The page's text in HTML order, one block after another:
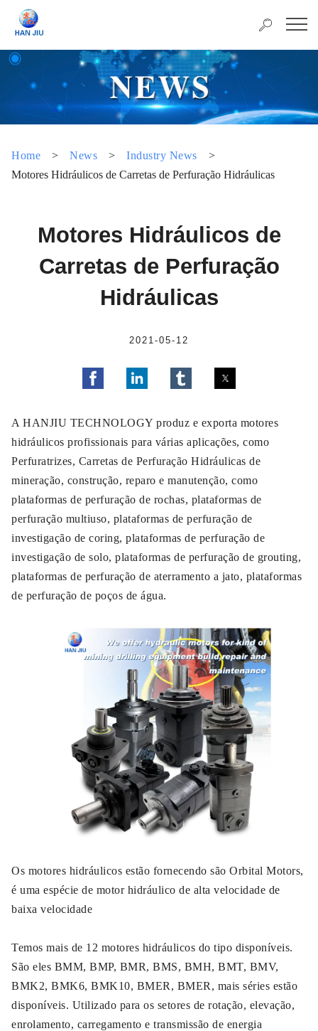
Home > News > Industry News
>
Motores Hidráulicos de Carretas de Perfuração Hidráulicas
Motores Hidráulicos de
Carretas de Perfuração
Hidráulicas
2021-05-12
A HANJIU TECHNOLOGY produz e exporta motores
hidráulicos profissionais para várias aplicações, como
Perfuratrizes, Carretas de Perfuração Hidráulicas de
mineração, construção, reparo e manutenção, como
plataformas de perfuração de rochas, plataformas de
perfuração multiuso, plataformas de perfuração de
investigação de coring, plataformas de perfuração de
investigação de solo, plataformas de perfuração de grouting,
plataformas de perfuração de aterramento a jato, plataformas
de perfuração de poços de água.
Os motores hidráulicos estão fornecendo são Orbital Motors,
é uma espécie de motor hidráulico de alta velocidade de
baixa velocidade
Temos mais de 12 motores hidráulicos do tipo disponíveis.
São eles BMM, BMP, BMR, BMS, BMH, BMT, BMV,
BMK2, BMK6, BMK10, BMER, BMER, mais séries estão
disponíveis. Utilizado para os setores de rotação, elevação,
enrolamento, carregamento e transmissão de energia